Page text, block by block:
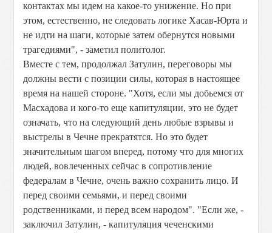
контактах мы идем на какое-то унижение. Но при
этом, естественно, не следовать логике Хасав-Юрта и
не идти на шаги, которые затем обернутся новыми
трагедиями", - заметил политолог.
Вместе с тем, продолжал Затулин, переговоры мы
должны вести с позиции силы, которая в настоящее
время на нашей стороне. "Хотя, если мы добьемся от
Масхадова и кого-то еще капитуляции, это не будет
означать, что на следующий день любые взрывы и
выстрелы в Чечне прекратятся. Но это будет
значительным шагом вперед, потому что для многих
людей, вовлеченных сейчас в сопротивление
федералам в Чечне, очень важно сохранить лицо. И
перед своими семьями, и перед своими
родственниками, и перед всем народом". "Если же, -
заключил Затулин, - капитуляция чеченскими